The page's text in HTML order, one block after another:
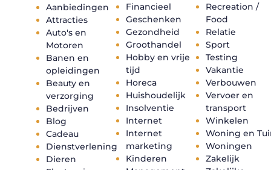
Aanbiedingen
Attracties
Auto's en
Motoren
Banen en
opleidingen
Beauty en
verzorging
Bedrijven
Blog
Cadeau
Dienstverlening
Dieren
Financieel
Geschenken
Gezondheid
Groothandel
Hobby en vrije
tijd
Horeca
Huishoudelijk
Insolventie
Internet
Internet
marketing
Kinderen
Recreation /
Food
Relatie
Sport
Testing
Vakantie
Verbouwen
Vervoer en
transport
Winkelen
Woning en
Woningen
Zakelijk